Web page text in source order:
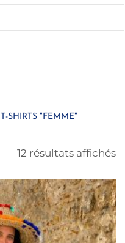
T-SHIRTS "FEMME"
12 résultats affichés